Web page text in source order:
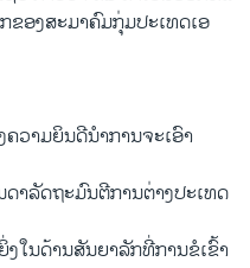
ຂອງສະມາຄົມ​ກຸ່ມ​ປະ​ເທດ​ເອ​
ວາມຍິນດີນໍາ​ການ​ຈະເອົາ
າ​ລັດຖະມົນຕີການຕ່າງປະເທດ
ໃນດ້ານສັນຍາລັກທີ່ການຂໍ​ເຂົ້າ